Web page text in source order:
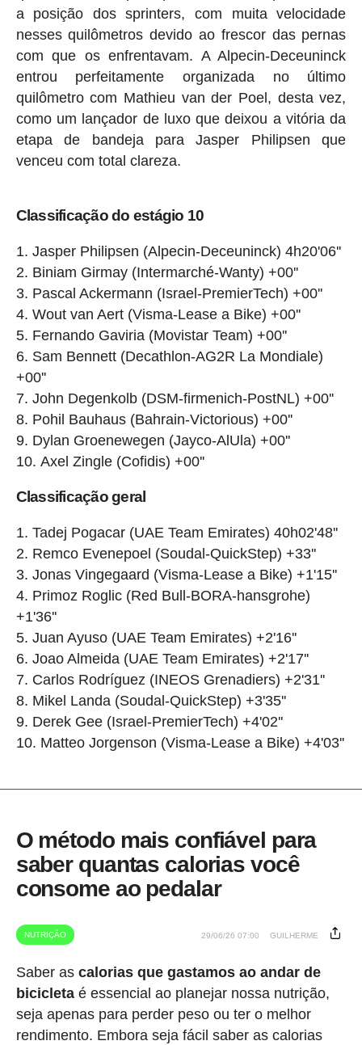
a posição dos sprinters, com muita velocidade
nesses quilômetros devido ao frescor das pernas
com que os enfrentavam. A Alpecin-Deceuninck
entrou perfeitamente organizada no último
quilômetro com Mathieu van der Poel, desta vez,
como um lançador de luxo que deixou a vitória da
etapa de bandeja para Jasper Philipsen que
venceu com total clareza.
Classificação do estágio 10
Jasper Philipsen (Alpecin-Deceuninck) 4h20'06''
Biniam Girmay (Intermarché-Wanty) +00''
Pascal Ackermann (Israel-PremierTech) +00''
Wout van Aert (Visma-Lease a Bike) +00''
Fernando Gaviria (Movistar Team) +00''
Sam Bennett (Decathlon-AG2R La Mondiale)
+00''
John Degenkolb (DSM-firmenich-PostNL) +00''
Pohil Bauhaus (Bahrain-Victorious) +00''
Dylan Groenewegen (Jayco-AlUla) +00''
Axel Zingle (Cofidis) +00''
Classificação geral
Tadej Pogacar (UAE Team Emirates) 40h02'48''
Remco Evenepoel (Soudal-QuickStep) +33''
Jonas Vingegaard (Visma-Lease a Bike) +1'15''
Primoz Roglic (Red Bull-BORA-hansgrohe)
+1'36''
Juan Ayuso (UAE Team Emirates) +2'16''
Joao Almeida (UAE Team Emirates) +2'17''
Carlos Rodríguez (INEOS Grenadiers) +2'31''
Mikel Landa (Soudal-QuickStep) +3'35''
Derek Gee (Israel-PremierTech) +4'02''
Matteo Jorgenson (Visma-Lease a Bike) +4'03''
O método mais confiável para
saber quantas calorias você
consome ao pedalar
NUTRIÇÃO 29/06/26 07:00 GUILHERME
Saber as calorias que gastamos ao andar de
bicicletaé essencial ao planejar nossa nutrição,
seja apenas para perder peso ou ter o melhor
rendimento. Embora seja fácil saber as calorias